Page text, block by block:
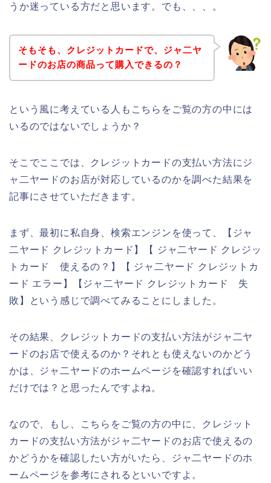
うか迷っている方だと思います。でも、、、。
そもそも、クレジットカードで、ジャ二ヤ
ードのお店の商品って購入できるの？
という風に考えている人もこちらをご覧の方の中には
いるのではないでしょうか？
そこでここでは、クレジットカードの支払い方法にジ
ャ二ヤードのお店が対応しているのかを調べた結果を
記事にさせていただきます。
まず、最初に私自身、検索エンジンを使って、【ジャ
二ヤード クレジットカード】【 ジャ二ヤード クレジッ
トカード 使えるの？】【 ジャ二ヤード クレジットカ
ード エラー】【ジャ二ヤード クレジットカード 失
敗】という感じで調べてみることにしました。
その結果、クレジットカードの支払い方法がジャ二ヤ
ードのお店で使えるのか？それとも使えないのかどう
かは、ジャ二ヤードのホームページを確認すればいい
だけでは？と思ったんですよね。
なので、もし、こちらをご覧の方の中に、クレジット
カードの支払い方法がジャ二ヤードのお店で使えるの
かどうかを確認したい方がいたら、ジャ二ヤードのホ
ームページを参考にされるといいですよ。